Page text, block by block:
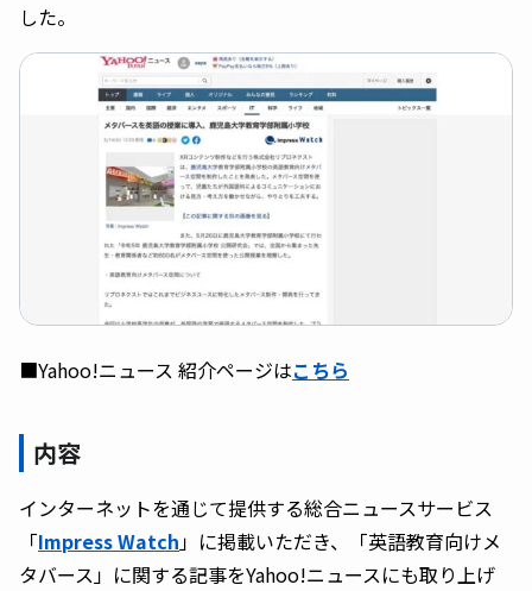
した。
■Yahoo!ニュース 紹介ページはこちら
内容
インターネットを通じて提供する総合ニュースサービス
「Impress Watch」に掲載いただき、「英語教育向けメ
タバース」に関する記事をYahoo!ニュースにも取り上げ